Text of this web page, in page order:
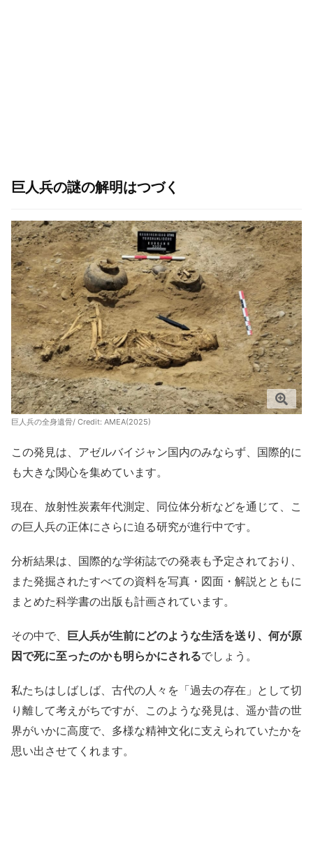
巨人兵の謎の解明はつづく
巨人兵の全身遺骨/ Credit: AMEA(2025)
この発見は、アゼルバイジャン国内のみならず、国際的に
も大きな関心を集めています。
現在、放射性炭素年代測定、同位体分析などを通じて、こ
の巨人兵の正体にさらに迫る研究が進行中です。
分析結果は、国際的な学術誌での発表も予定されており、
また発掘されたすべての資料を写真・図面・解説とともに
まとめた科学書の出版も計画されています。
その中で、 巨人兵が生前にどのような生活を送り、何が原
因で死に至ったのかも明らかにされるでしょう。
私たちはしばしば、古代の人々を「過去の存在」として切
り離して考えがちですが、このような発見は、遥か昔の世
界がいかに高度で、多様な精神文化に支えられていたかを
思い出させてくれます。